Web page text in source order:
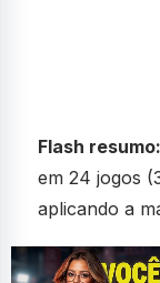
Flash resumo:
em 24 jogos
aplicando a